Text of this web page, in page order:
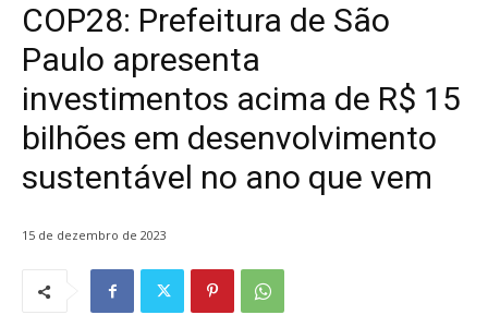
COP28: Prefeitura de São
Paulo apresenta
investimentos acima de R$ 15
bilhões em desenvolvimento
sustentável no ano que vem
15 de dezembro de 2023